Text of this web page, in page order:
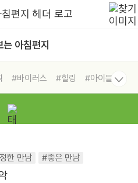
아침편지
#바이러스 #힐링
#아이들
교
한 만남 #좋은 만남